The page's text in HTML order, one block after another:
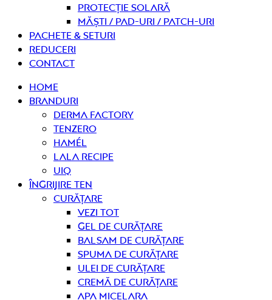
Protecție solară
Măști / Pad-uri / Patch-uri
PACHETE & SETURI
REDUCERI
Contact
Home
Branduri
Derma Factory
Tenzero
Hamél
Lala Recipe
UIQ
Îngrijire ten
curățare
Vezi tot
Gel de curățare
Balsam de curățare
Spuma de curățare
Ulei de curățare
Cremă de curățare
Apa micelara